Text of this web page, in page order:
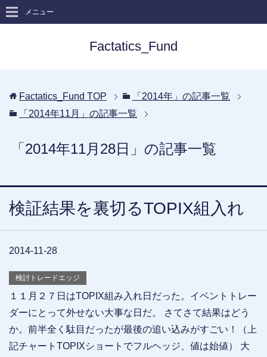
Factatics_Fund
メニュー
Factatics_Fund TOP
「2014年」の記事一覧
「2014年11月」の記事一覧
「2014年11月28日」の記事一覧
検証結果を裏切るTOPIX組入れ
2014-11-28
検討トレードエッジ
１１月２７日はTOPIX組み入れ日だった。イベントトレー
ダーにとって外せない大事な日だ。 さてさて結果はどう
か。前半全く駄目だったが最後の追い込みがすごい！（上
記チャートTOPIXショートでフルヘッジ、値は始値） 大